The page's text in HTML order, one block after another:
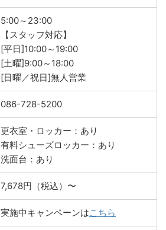
5:00～23:00
【スタッフ対応】
[平日]10:00～19:00
[土曜]9:00～18:00
[日曜／祝日]無人営業
086-728-5200
更衣室・ロッカー：あり
有料シューズロッカー：あり
洗面台：あり
7,678円（税込）〜
実施中キャンペーンはこちら